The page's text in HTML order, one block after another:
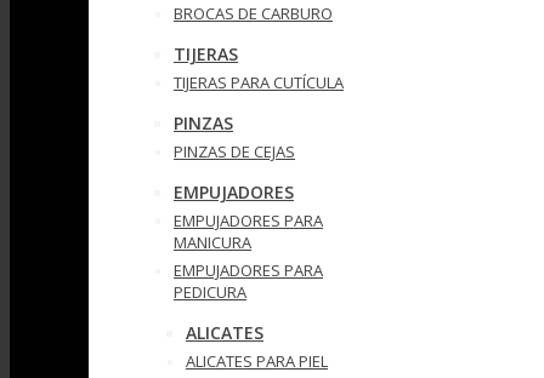
BROCAS DE CARBURO
TIJERAS
TIJERAS PARA CUTÍCULA
PINZAS
PINZAS DE CEJAS
EMPUJADORES
EMPUJADORES PARA
MANICURA
EMPUJADORES PARA
PEDICURA
ALICATES
ALICATES PARA PIEL